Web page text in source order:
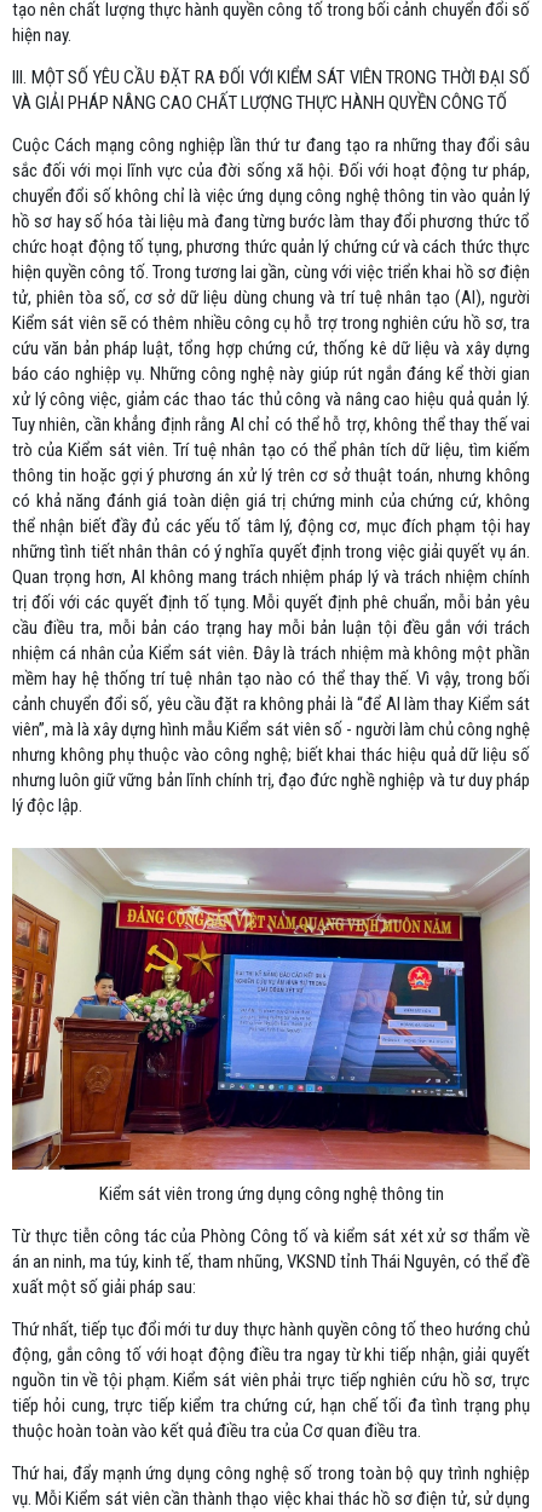
tạo nên chất lượng thực hành quyền công tố trong bối cảnh chuyển đổi số
hiện nay.
III. MỘT SỐ YÊU CẦU ĐẶT RA ĐỐI VỚI KIỂM SÁT VIÊN TRONG THỜI ĐẠI SỐ
VÀ GIẢI PHÁP NÂNG CAO CHẤT LƯỢNG THỰC HÀNH QUYỀN CÔNG TỐ
Cuộc Cách mạng công nghiệp lần thứ tư đang tạo ra những thay đổi sâu
sắc đối với mọi lĩnh vực của đời sống xã hội. Đối với hoạt động tư pháp,
chuyển đổi số không chỉ là việc ứng dụng công nghệ thông tin vào quản lý
hồ sơ hay số hóa tài liệu mà đang từng bước làm thay đổi phương thức tổ
chức hoạt động tố tụng, phương thức quản lý chứng cứ và cách thức thực
hiện quyền công tố. Trong tương lai gần, cùng với việc triển khai hồ sơ điện
tử, phiên tòa số, cơ sở dữ liệu dùng chung và trí tuệ nhân tạo (AI), người
Kiểm sát viên sẽ có thêm nhiều công cụ hỗ trợ trong nghiên cứu hồ sơ, tra
cứu văn bản pháp luật, tổng hợp chứng cứ, thống kê dữ liệu và xây dựng
báo cáo nghiệp vụ. Những công nghệ này giúp rút ngắn đáng kể thời gian
xử lý công việc, giảm các thao tác thủ công và nâng cao hiệu quả quản lý.
Tuy nhiên, cần khẳng định rằng AI chỉ có thể hỗ trợ, không thể thay thế vai
trò của Kiểm sát viên. Trí tuệ nhân tạo có thể phân tích dữ liệu, tìm kiếm
thông tin hoặc gợi ý phương án xử lý trên cơ sở thuật toán, nhưng không
có khả năng đánh giá toàn diện giá trị chứng minh của chứng cứ, không
thể nhận biết đầy đủ các yếu tố tâm lý, động cơ, mục đích phạm tội hay
những tình tiết nhân thân có ý nghĩa quyết định trong việc giải quyết vụ án.
Quan trọng hơn, AI không mang trách nhiệm pháp lý và trách nhiệm chính
trị đối với các quyết định tố tụng. Mỗi quyết định phê chuẩn, mỗi bản yêu
cầu điều tra, mỗi bản cáo trạng hay mỗi bản luận tội đều gắn với trách
nhiệm cá nhân của Kiểm sát viên. Đây là trách nhiệm mà không một phần
mềm hay hệ thống trí tuệ nhân tạo nào có thể thay thế. Vì vậy, trong bối
cảnh chuyển đổi số, yêu cầu đặt ra không phải là “để AI làm thay Kiểm sát
viên”, mà là xây dựng hình mẫu Kiểm sát viên số - người làm chủ công nghệ
nhưng không phụ thuộc vào công nghệ; biết khai thác hiệu quả dữ liệu số
nhưng luôn giữ vững bản lĩnh chính trị, đạo đức nghề nghiệp và tư duy pháp
lý độc lập.
Kiểm sát viên trong ứng dụng công nghệ thông tin
Từ thực tiễn công tác của Phòng Công tố và kiểm sát xét xử sơ thẩm về
án an ninh, ma túy, kinh tế, tham nhũng, VKSND tỉnh Thái Nguyên, có thể đề
xuất một số giải pháp sau:
Thứ nhất, tiếp tục đổi mới tư duy thực hành quyền công tố theo hướng chủ
động, gắn công tố với hoạt động điều tra ngay từ khi tiếp nhận, giải quyết
nguồn tin về tội phạm. Kiểm sát viên phải trực tiếp nghiên cứu hồ sơ, trực
tiếp hỏi cung, trực tiếp kiểm tra chứng cứ, hạn chế tối đa tình trạng phụ
thuộc hoàn toàn vào kết quả điều tra của Cơ quan điều tra.
Thứ hai, đẩy mạnh ứng dụng công nghệ số trong toàn bộ quy trình nghiệp
vụ. Mỗi Kiểm sát viên cần thành thạo việc khai thác hồ sơ điện tử, sử dụng